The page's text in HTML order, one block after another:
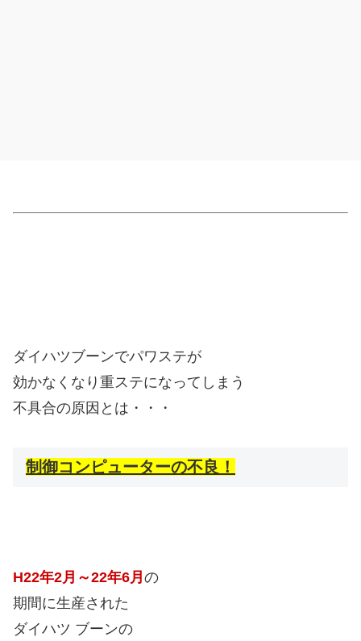
ダイハツブーンでパワステが
効かなくなり重ステになってしまう
不具合の原因とは・・・
制御コンピューターの不良！
H22年2月～22年6月 の
期間に生産された
ダイハツ ブーンの